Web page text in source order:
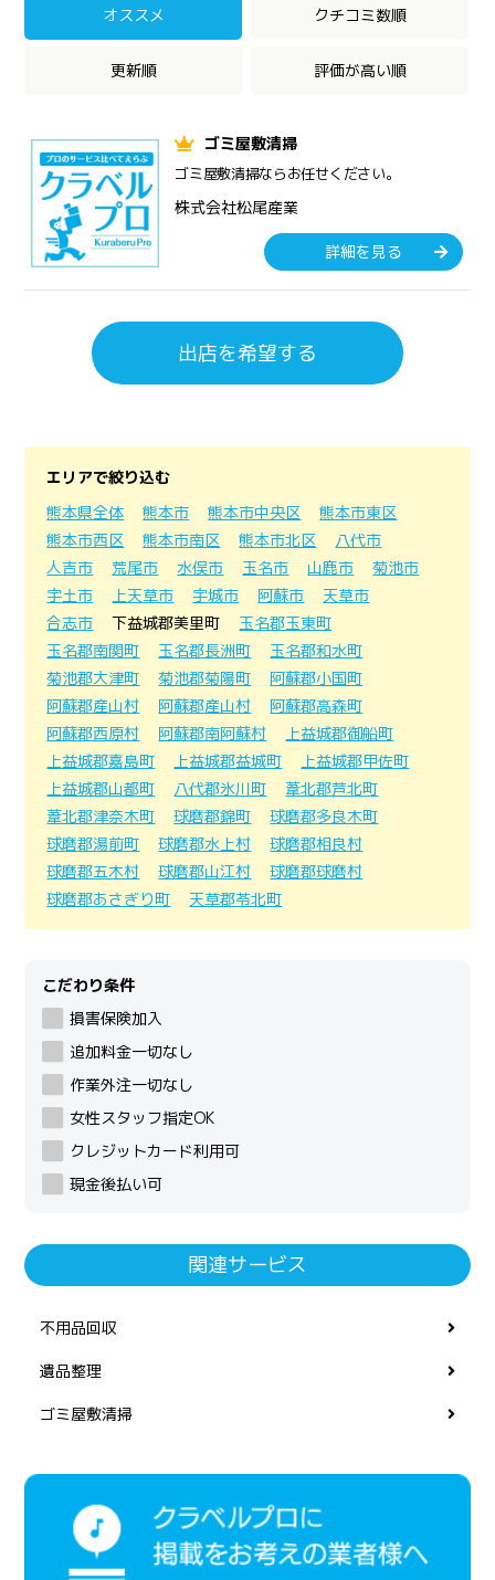
オススメ クチコミ数順
更新順 評価が高い順
ゴミ屋敷清掃
ゴミ屋敷清掃ならお任せください。
株式会社松尾産業
詳細を見る
出店を希望する
エリアで絞り込む
熊本県全体
熊本市 熊本市中央区
熊本市東区
熊本市西区
熊本市南区 熊本市北区
八代市
人吉市
荒尾市 水俣市 玉名市 山鹿市
菊池市
宇土市
上天草市 宇城市 阿蘇市
天草市
合志市
下益城郡美里町
玉名郡玉東町
玉名郡南関町
玉名郡長洲町
玉名郡和水町
菊池郡大津町
菊池郡菊陽町
阿蘇郡小国町
阿蘇郡産山村
阿蘇郡産山村
阿蘇郡高森町
阿蘇郡西原村
阿蘇郡南阿蘇村
上益城郡御船町
上益城郡嘉島町
上益城郡益城町
上益城郡甲佐町
上益城郡山都町
八代郡氷川町
葦北郡芦北町
葦北郡津奈木町
球磨郡錦町
球磨郡多良木町
球磨郡湯前町
球磨郡水上村
球磨郡相良村
球磨郡五木村
球磨郡山江村
球磨郡球磨村
球磨郡あさぎり町
天草郡苓北町
こだわり条件
損害保険加入
追加料金一切なし
作業外注一切なし
女性スタッフ指定OK
クレジットカード利用可
現金後払い可
関連サービス
不用品回収
遺品整理
ゴミ屋敷清掃